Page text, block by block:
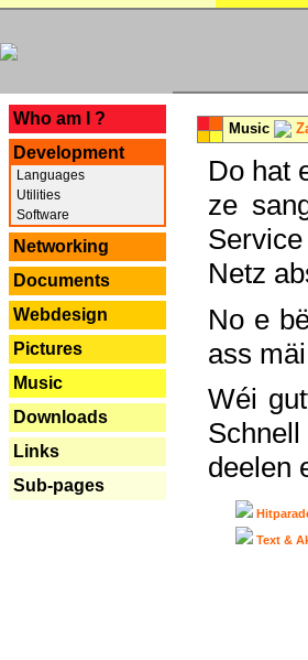
Who am I ?
Development
Languages
Utilities
Software
Networking
Documents
Webdesign
Pictures
Music
Downloads
Links
Sub-pages
Music
Do hat
ze
Netz
No e
ass mäi
Wéi
deelen
Text &